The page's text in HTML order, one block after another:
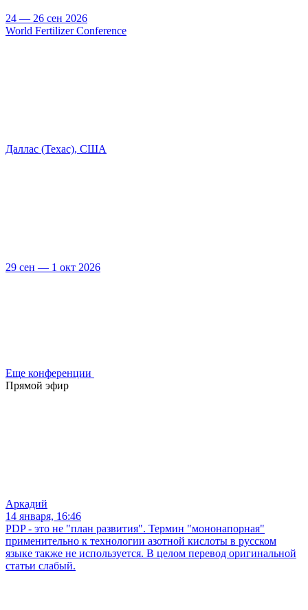
24 — 26 сен 2026
World Fertilizer Conference
Даллас (Техас), США
29 сен — 1 окт 2026
Еще конференции
Прямой эфир
Аркадий
14 января, 16:46
PDP - это не "план развития". Термин "мононапорная"
применительно к технологии азотной кислоты в русском
языке также не используется. В целом перевод оригинальной
статьи слабый.